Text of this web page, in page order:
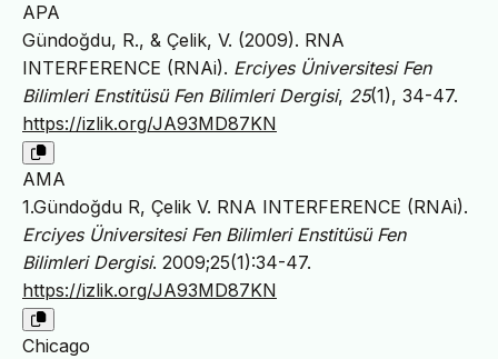
APA
Gündoğdu, R., & Çelik, V. (2009). RNA
INTERFERENCE (RNAi). Erciyes Üniversitesi Fen
Bilimleri Enstitüsü Fen Bilimleri Dergisi, 25(1), 34-47.
https://izlik.org/JA93MD87KN
AMA
1.Gündoğdu R, Çelik V. RNA INTERFERENCE (RNAi).
Erciyes Üniversitesi Fen Bilimleri Enstitüsü Fen
Bilimleri Dergisi. 2009;25(1):34-47.
https://izlik.org/JA93MD87KN
Chicago